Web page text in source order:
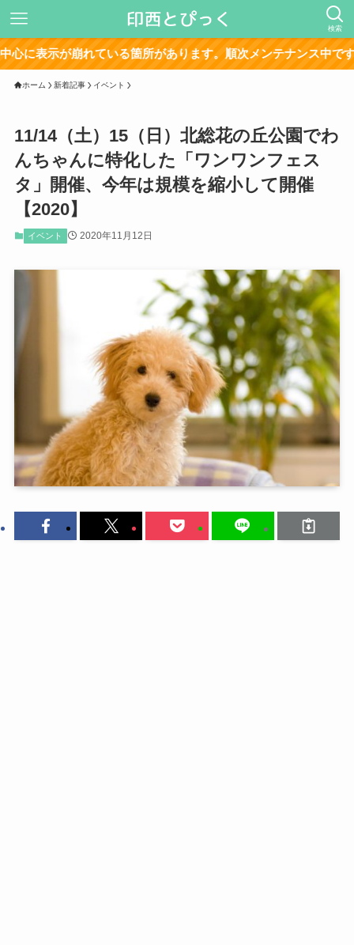
検索
ている箇所があります。順次メンテナンス中です。
ホーム 新着記事 イベント
11/14（土）15（日）北総花の丘公園でわ
んちゃんに特化した「ワンワンフェス
タ」開催、今年は規模を縮小して開催
【2020】
イベント 2020年11月12日